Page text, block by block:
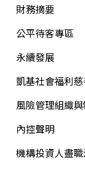
財務摘要
公平待客專區
永續發展
凱基社會福利
風險管理組織
內控聲明
機構投資人盡